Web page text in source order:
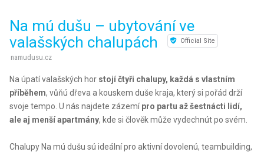
Na mú dušu – ubytování ve
valašských chalupách
Official Site
namudusu.cz
Na úpatí valašských hor stojí čtyři chalupy, každá s vlastním
příběhem, vůňú dřeva a kouskem duše kraja, který si pořád drží
svoje tempo. U nás najdete zázemípro partu až šestnácti lidí,
ale aj menší apartmány, kde si člověk může vydechnút po svém.
Chalupy Na mú dušu sú ideální pro aktivní dovolenú, teambuilding,